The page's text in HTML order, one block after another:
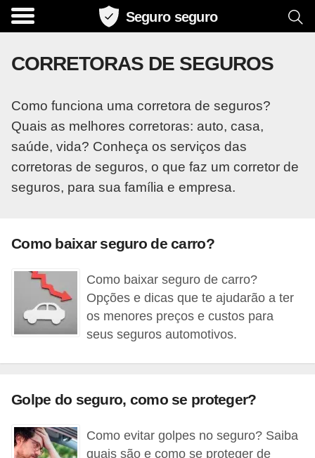
Seguro seguro
CORRETORAS DE SEGUROS
Como funciona uma corretora de seguros?
Quais as melhores corretoras: auto, casa,
saúde, vida? Conheça os serviços das
corretoras de seguros, o que faz um corretor de
seguros, para sua família e empresa.
Como baixar seguro de carro?
Como baixar seguro de carro?
Opções e dicas que te ajudarão a ter
os menores preços e custos para
seus seguros automotivos.
Golpe do seguro, como se proteger?
Como evitar golpes no seguro? Saiba
quais são e como se proteger de
C
m
a
r
a
i
o
e
s
e
u
a
d
o